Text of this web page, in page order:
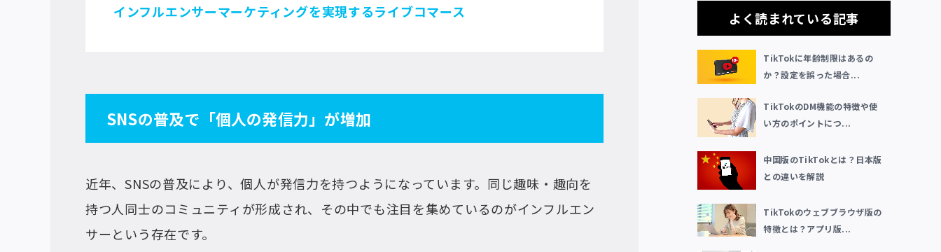
インフルエンサーマーケティングを実現するライブコマース
SNSの普及で「個人の発信力」が増加
近年、SNSの普及により、個人が発信力を持つようになっています。同じ趣味・趣向を
持つ人同士のコミュニティが形成され、その中でも注目を集めているのがインフルエン
サーという存在です。
よく読まれている記事
TikTokに年齢制限はあるの
か？設定を誤った場合...
TikTokのDM機能の特徴や使
い方のポイントにつ...
中国版のTikTokとは？日本版
との違いを解説
TikTokのウェブブラウザ版の
特徴とは？アプリ版...